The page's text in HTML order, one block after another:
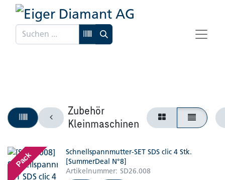
Zubehör
Kleinmaschinen
Schnellspannmutter-SET SDS clic 4 Stk.
[SummerDeal N°8]
Artikelnummer: SD26.008
Pack